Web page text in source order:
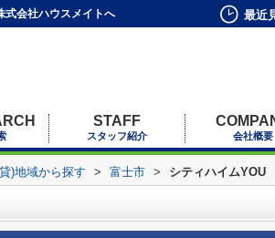
式会社ハウスメイトへ 最近
STAFF
スタッフ紹介 会社概要
)地域から探す > 富士市 > シティハイムYOU